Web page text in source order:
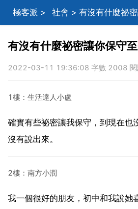
極客派 > 社會 > 有沒有什麼祕
有沒有什麼祕密讓你保守
2022-03-11 19:36:08 字數 2008
1樓：生活達人小盧
確實有些祕密讓我保守，到現在也
沒有說出來。
2樓：南方小潤
我一個很好的朋友，初中和我說她